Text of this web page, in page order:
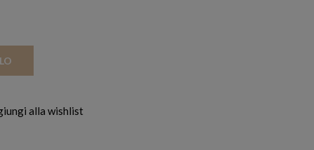
alla wishlist